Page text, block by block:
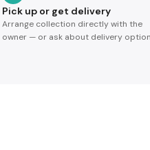
Pick up or get delivery
Arrange collection directly with the
owner — or ask about delivery